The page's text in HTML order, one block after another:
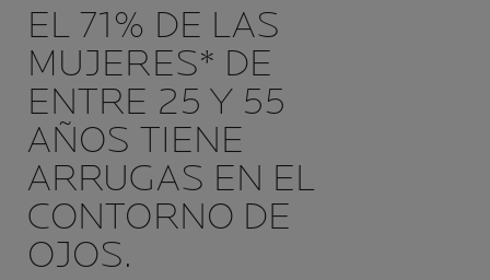
EL 71% DE LAS
MUJERES* DE
ENTRE 25 Y 55
AÑOS TIENE
ARRUGAS EN EL
CONTORNO DE
OJOS.